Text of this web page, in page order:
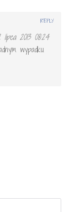
lipca 2013 08:24
wypadku
REPLY